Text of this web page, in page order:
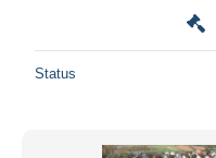
Status